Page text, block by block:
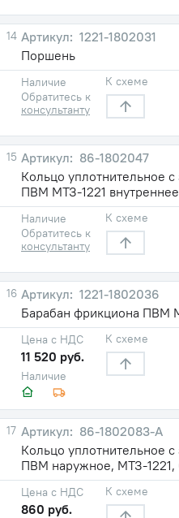
14
1221-1802031
Поршень
Наличие
Обратитесь к
консультанту
К схеме
15
86-1802047
Кольцо уплотнительное
ПВМ МТЗ-1221
Наличие
Обратитесь к
консультанту
К схеме
16
1221-1802036
Барабан фрикциона ПВМ
Наличие
Цена с НДС
11 520 руб.
К схеме
17
86-1802083-А
Кольцо уплотнительное
ПВМ наружное, МТЗ-
Цена с НДС
860 руб.
К схеме